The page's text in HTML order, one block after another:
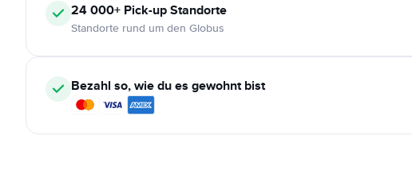
24 000+ Pick-up Standorte
Standorte rund um den Globus
Bezahl so, wie du es gewohnt bist